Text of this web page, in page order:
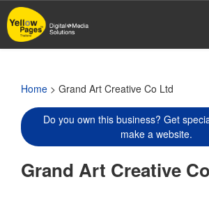
Skip
to
main
Home > Grand Art Creative Co Ltd
Do you own this business? Get
make a website.
Grand Art Creative